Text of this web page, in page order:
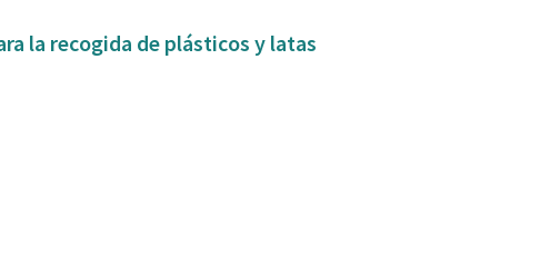
la recogida de plásticos y latas